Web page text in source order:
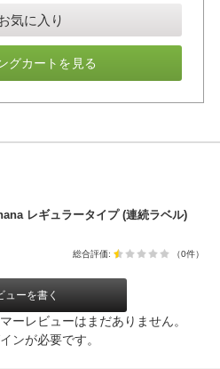
気に入り
グカートを見る
レギュラータイプ (連続ラベル)
総合評価: （0件）
ューを書く
ーレビューはまだありません。
ンが必要です。